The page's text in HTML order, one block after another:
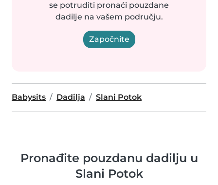
se potruditi pronaći pouzdane
dadilje na vašem području.
Započnite
Babysits Dadilja Slani Potok
Pronađite pouzdanu dadilju u
Slani Potok